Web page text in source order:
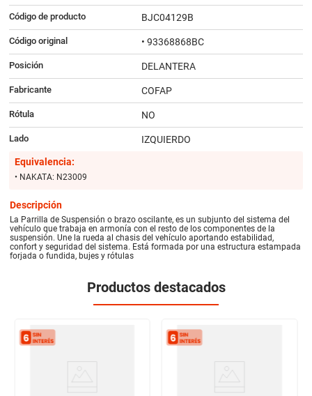
Código de producto BJC04129B
Código original • 93368868BC
Posición DELANTERA
Fabricante COFAP
Rótula NO
Lado
IZQUIERDO
Equivalencia:
• NAKATA: N23009
Descripción
La Parrilla de Suspensión o brazo oscilante, es un subjunto del sistema del
vehículo que trabaja en armonía con el resto de los componentes de la
suspensión. Une la rueda al chasis del vehículo aportando estabilidad,
confort y seguridad del sistema. Está formada por una estructura estampada
forjada o fundida, bujes y rótulas
Productos destacados